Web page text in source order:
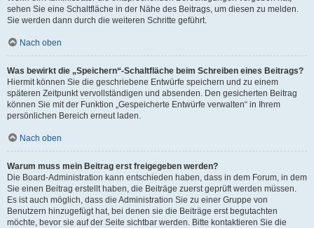
sehen Sie eine Schaltfläche in der Nähe des Beitrags, um diesen zu melden.
Sie werden dann durch die weiteren Schritte geführt.
Nach oben
Was bewirkt die „Speichern“-Schaltfläche beim Schreiben eines Beitrags?
Hiermit können Sie die geschriebene Entwürfe speichern und zu einem
späteren Zeitpunkt vervollständigen und absenden. Den gesicherten Beitrag
können Sie mit der Funktion „Gespeicherte Entwürfe verwalten“ in Ihrem
persönlichen Bereich erneut laden.
Nach oben
Warum muss mein Beitrag erst freigegeben werden?
Die Board-Administration kann entschieden haben, dass in dem Forum, in dem
Sie einen Beitrag erstellt haben, die Beiträge zuerst geprüft werden müssen.
Es ist auch möglich, dass die Administration Sie zu einer Gruppe von
Benutzern hinzugefügt hat, bei denen sie die Beiträge erst begutachten
möchte, bevor sie auf der Seite sichtbar werden. Bitte kontaktieren Sie die